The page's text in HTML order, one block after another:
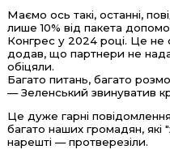
Маємо ось такі, останні,
лише 10% від пакета
Конгрес у 2024 році. Це не
додав, що партнери не
обіцяли.
Багато питань, багато
— Зеленський звинуватив
Це дуже гарні
багато наших громадян, які
нарешті — протверезіли.